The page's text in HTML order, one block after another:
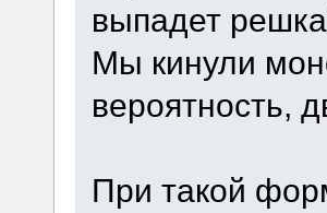
выпадет
Мы кинули
вероятность,
При такой